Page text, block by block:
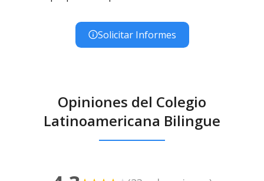
Solicitar Informes
Opiniones del Colegio
Latinoamericana Bilingue